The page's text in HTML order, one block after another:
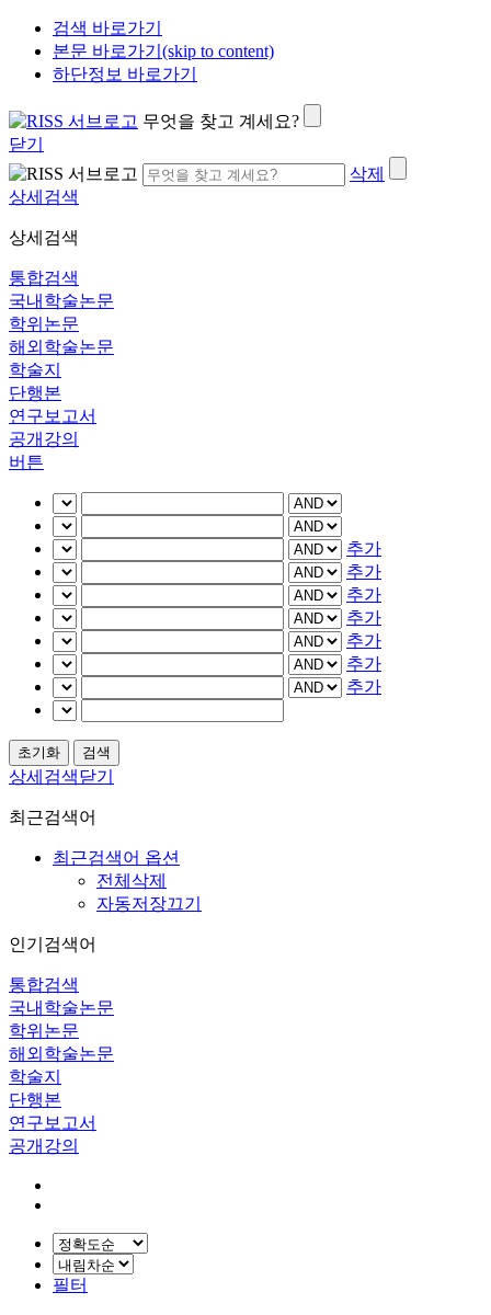
검색 바로가기
본문 바로가기(skip to content)
하단정보 바로가기
무엇을 찾고 계세요?
닫기
삭제
상세검색
상세검색
통합검색
국내학술논문
학위논문
해외학술논문
학술지
단행본
연구보고서
공개강의
버튼
추가
추가
추가
추가
추가
추가
추가
상세검색닫기
최근검색어
최근검색어 옵션
전체삭제
자동저장끄기
인기검색어
통합검색
국내학술논문
학위논문
해외학술논문
학술지
단행본
연구보고서
공개강의
필터